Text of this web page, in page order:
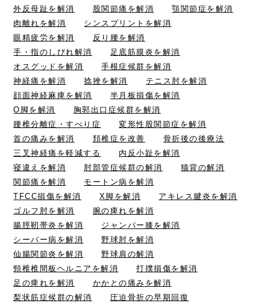
外反母趾を解消
股関節痛を解消
顎関節症を解消
肉離れを解消
シンスプリントを解消
眼精疲労を解消
反り腰を解消
手・指のしびれ解消
足底筋膜炎を解消
オスグッドを解消
手根症候群を解消
神経痛を解消
捻挫を解消
テニス肘を解消
顔面神経麻痺を解消
半月板損傷を解消
O脚を解消
胸郭出口症候群を解消
腰椎分離症・すべり症
変形性股関節症を解消
首の痛みを解消
頚椎症を改善
骨折後の後療法
三叉神経痛を軽減する
内反小趾を解消
寝違えを解消
肘部管症候群の解消
猫背の解消
関節痛を解消
モートン病を解消
TFCC損傷を解消
X脚を解消
アキレス腱炎を解消
ゴルフ肘を解消
腕の痺れを解消
腸脛靭帯炎を解消
ジャンパー膝を解消
シーバー病を解消
野球肘を解消
仙腸関節炎を解消
野球肩の解消
頸椎椎間板ヘルニアを解消
打撲損傷を解消
足の痺れを解消
かかとの痛みを解消
梨状筋症候群の解消
圧迫骨折の早期回復